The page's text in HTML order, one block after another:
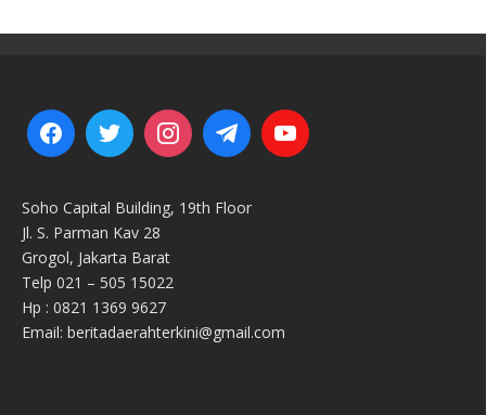
Soho Capital Building, 19th Floor
Jl. S. Parman Kav 28
Grogol, Jakarta Barat
Telp 021 – 505 15022
Hp : 0821 1369 9627
Email: beritadaerahterkini@gmail.com